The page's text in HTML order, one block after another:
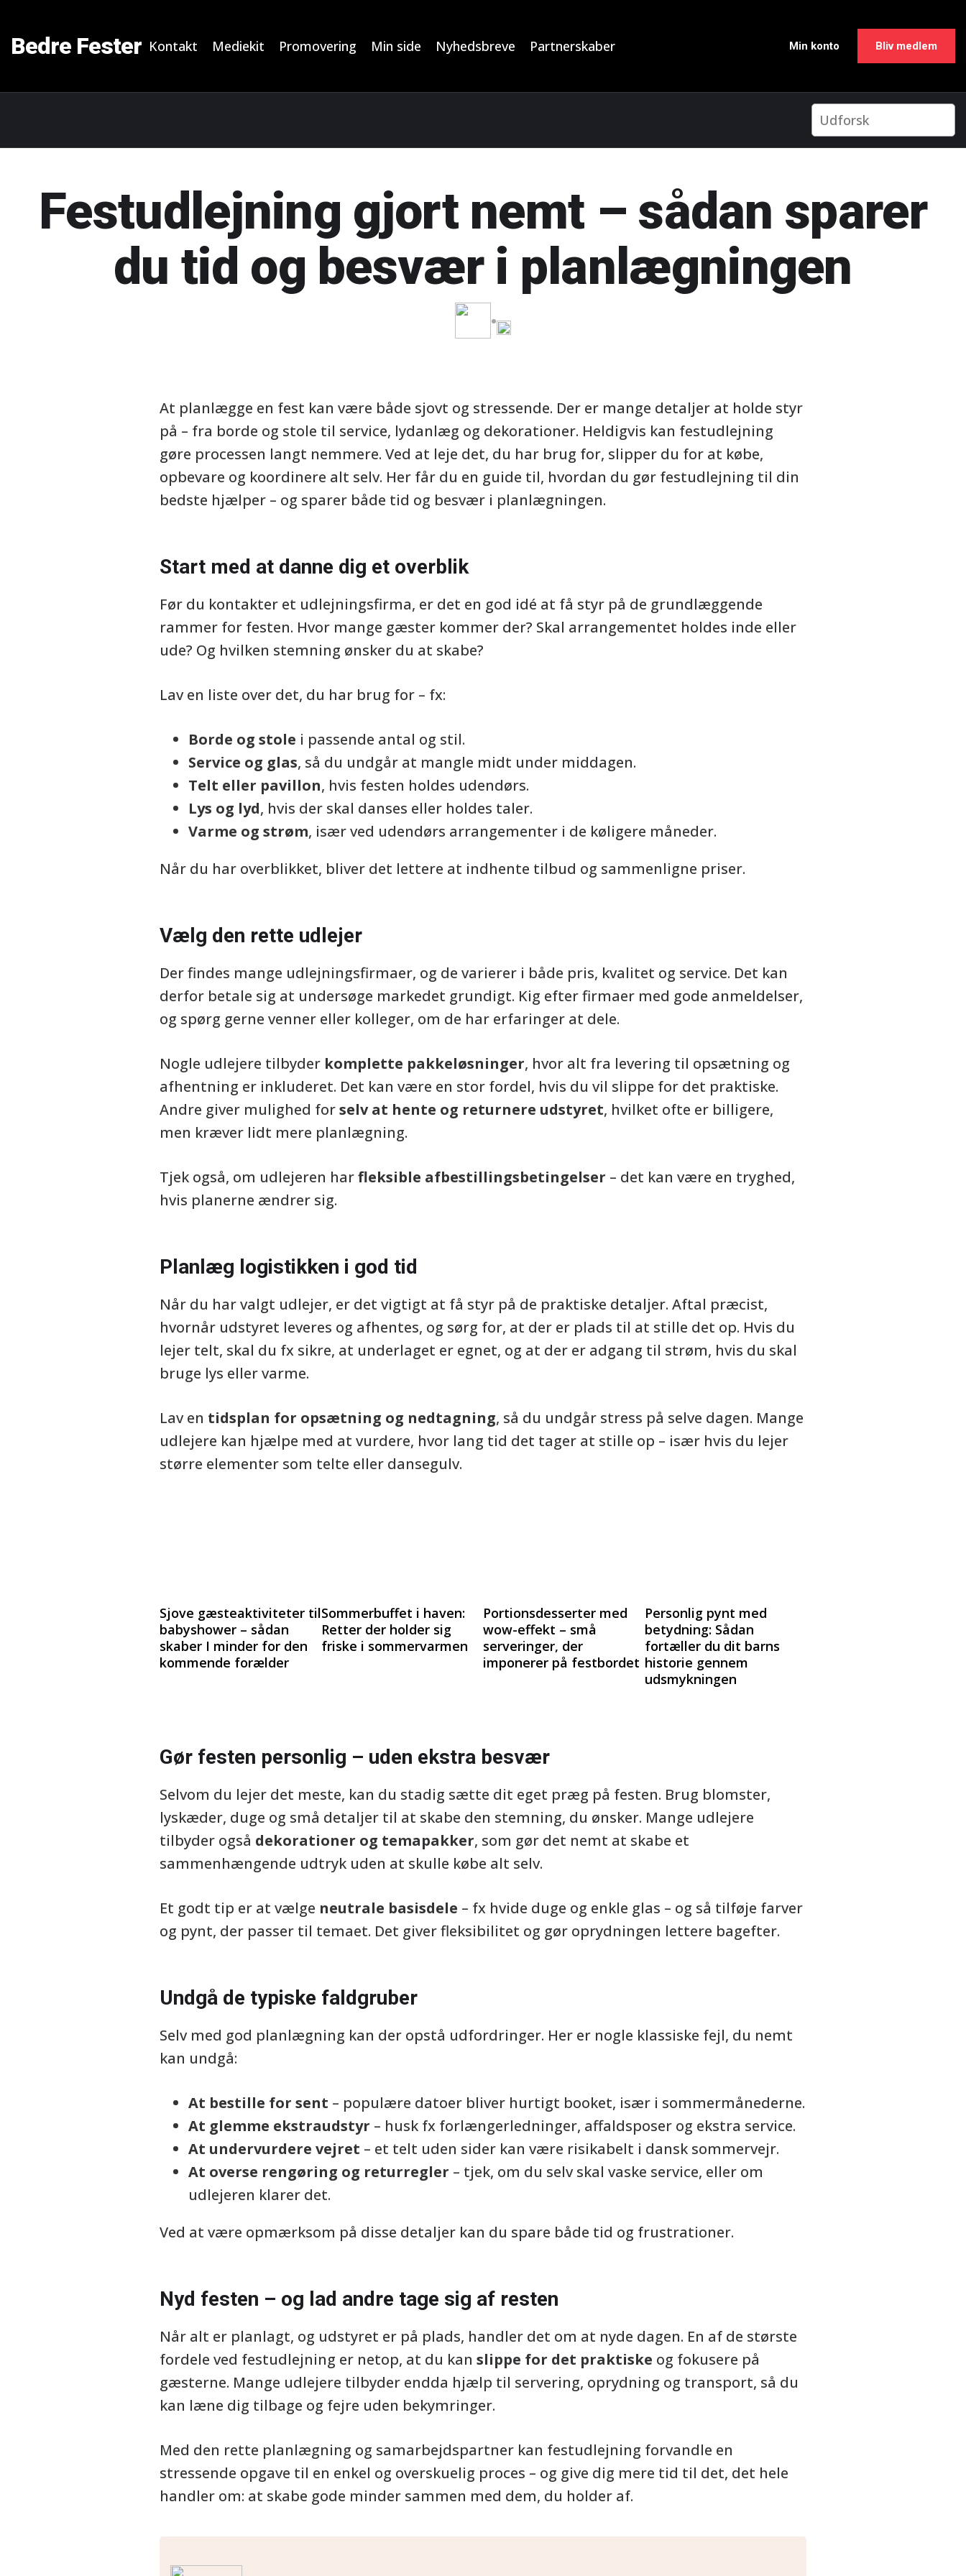
Bedre Fester Kontakt Mediekit Promovering Min side Nyhedsbreve Partnerskaber Min konto Bliv medlem
Festudlejning gjort nemt – sådan sparer
du tid og besvær i planlægningen
At planlægge en fest kan være både sjovt og stressende. Der er mange detaljer at holde styr
på – fra borde og stole til service, lydanlæg og dekorationer. Heldigvis kan festudlejning
gøre processen langt nemmere. Ved at leje det, du har brug for, slipper du for at købe,
opbevare og koordinere alt selv. Her får du en guide til, hvordan du gør festudlejning til din
bedste hjælper – og sparer både tid og besvær i planlægningen.
Start med at danne dig et overblik
Før du kontakter et udlejningsfirma, er det en god idé at få styr på de grundlæggende
rammer for festen. Hvor mange gæster kommer der? Skal arrangementet holdes inde eller
ude? Og hvilken stemning ønsker du at skabe?
Lav en liste over det, du har brug for – fx:
Borde og stole i passende antal og stil.
Service og glas, så du undgår at mangle midt under middagen.
Telt eller pavillon, hvis festen holdes udendørs.
Lys og lyd, hvis der skal danses eller holdes taler.
Varme og strøm, især ved udendørs arrangementer i de køligere måneder.
Når du har overblikket, bliver det lettere at indhente tilbud og sammenligne priser.
Vælg den rette udlejer
Der findes mange udlejningsfirmaer, og de varierer i både pris, kvalitet og service. Det kan
derfor betale sig at undersøge markedet grundigt. Kig efter firmaer med gode anmeldelser,
og spørg gerne venner eller kolleger, om de har erfaringer at dele.
Nogle udlejere tilbyder komplette pakkeløsninger, hvor alt fra levering til opsætning og
afhentning er inkluderet. Det kan være en stor fordel, hvis du vil slippe for det praktiske.
Andre giver mulighed forselv at hente og returnere udstyret, hvilket ofte er billigere,
men kræver lidt mere planlægning.
Tjek også, om udlejeren harfleksible afbestillingsbetingelser – det kan være en tryghed,
hvis planerne ændrer sig.
Planlæg logistikken i god tid
Når du har valgt udlejer, er det vigtigt at få styr på de praktiske detaljer. Aftal præcist,
hvornår udstyret leveres og afhentes, og sørg for, at der er plads til at stille det op. Hvis du
lejer telt, skal du fx sikre, at underlaget er egnet, og at der er adgang til strøm, hvis du skal
bruge lys eller varme.
Lav en tidsplan for opsætning og nedtagning, så du undgår stress på selve dagen. Mange
udlejere kan hjælpe med at vurdere, hvor lang tid det tager at stille op – især hvis du lejer
større elementer som telte eller dansegulv.
Sjove gæsteaktiviteter til
babyshower – sådan
skaber I minder for den
kommende forælder
Sommerbuffet i haven:
Retter der holder sig
friske i sommervarmen
Portionsdesserter med
wow-effekt – små
serveringer, der
imponerer på festbordet
Personlig pynt med
betydning: Sådan
fortæller du dit barns
historie gennem
udsmykningen
Gør festen personlig – uden ekstra besvær
Selvom du lejer det meste, kan du stadig sætte dit eget præg på festen. Brug blomster,
lyskæder, duge og små detaljer til at skabe den stemning, du ønsker. Mange udlejere
tilbyder også dekorationer og temapakker, som gør det nemt at skabe et
sammenhængende udtryk uden at skulle købe alt selv.
Et godt tip er at vælge neutrale basisdele – fx hvide duge og enkle glas – og så tilføje farver
og pynt, der passer til temaet. Det giver fleksibilitet og gør oprydningen lettere bagefter.
Undgå de typiske faldgruber
Selv med god planlægning kan der opstå udfordringer. Her er nogle klassiske fejl, du nemt
kan undgå:
At bestille for sent – populære datoer bliver hurtigt booket, især i sommermånederne.
At glemme ekstraudstyr – husk fx forlængerledninger, affaldsposer og ekstra service.
At undervurdere vejret – et telt uden sider kan være risikabelt i dansk sommervejr.
At overse rengøring og returregler – tjek, om du selv skal vaske service, eller om
udlejeren klarer det.
Ved at være opmærksom på disse detaljer kan du spare både tid og frustrationer.
Nyd festen – og lad andre tage sig af resten
Når alt er planlagt, og udstyret er på plads, handler det om at nyde dagen. En af de største
fordele ved festudlejning er netop, at du kan slippe for det praktiske og fokusere på
gæsterne. Mange udlejere tilbyder endda hjælp til servering, oprydning og transport, så du
kan læne dig tilbage og fejre uden bekymringer.
Med den rette planlægning og samarbejdspartner kan festudlejning forvandle en
stressende opgave til en enkel og overskuelig proces – og give dig mere tid til det, det hele
handler om: at skabe gode minder sammen med dem, du holder af.